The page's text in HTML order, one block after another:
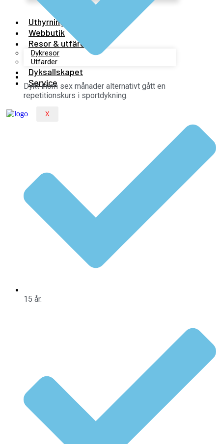
Uthyrning
Webbutik
Resor & utfärder
Dykresor
Utfarder
Dyksallskapet
Service
X
Dykt inom sex månader alternativt gått en
repetitionskurs i sportdykning.
15 år.